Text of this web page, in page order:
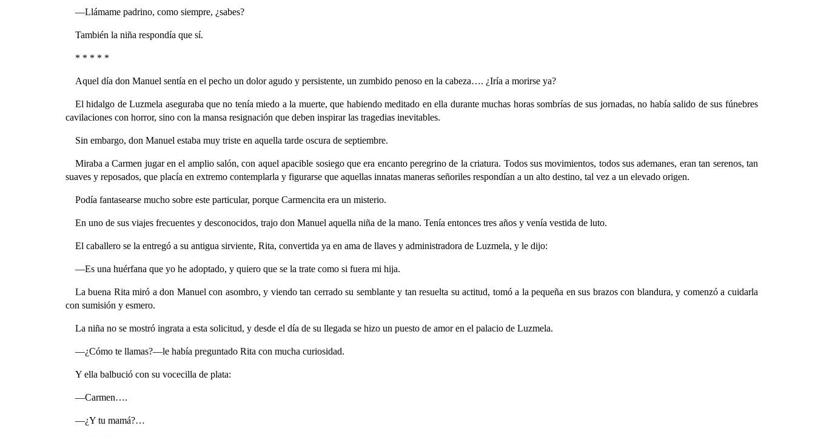
—Llámame padrino, como siempre, ¿sabes?
También la niña respondía que sí.
* * * * *
Aquel día don Manuel sentía en el pecho un dolor agudo y persistente, un zumbido penoso en la cabeza…. ¿Iría a morirse ya?
El hidalgo de Luzmela aseguraba que no tenía miedo a la muerte, que habiendo meditado en ella durante muchas horas sombrías de sus jornadas, no había salido de sus fúnebres
cavilaciones con horror, sino con la mansa resignación que deben inspirar las tragedias inevitables.
Sin embargo, don Manuel estaba muy triste en aquella tarde oscura de septiembre.
Miraba a Carmen jugar en el amplio salón, con aquel apacible sosiego que era encanto peregrino de la criatura. Todos sus movimientos, todos sus ademanes, eran tan serenos, tan
suaves y reposados, que placía en extremo contemplarla y figurarse que aquellas innatas maneras señoriles respondían a un alto destino, tal vez a un elevado origen.
Podía fantasearse mucho sobre este particular, porque Carmencita era un misterio.
En uno de sus viajes frecuentes y desconocidos, trajo don Manuel aquella niña de la mano. Tenía entonces tres años y venía vestida de luto.
El caballero se la entregó a su antigua sirviente, Rita, convertida ya en ama de llaves y administradora de Luzmela, y le dijo:
—Es una huérfana que yo he adoptado, y quiero que se la trate como si fuera mi hija.
La buena Rita miró a don Manuel con asombro, y viendo tan cerrado su semblante y tan resuelta su actitud, tomó a la pequeña en sus brazos con blandura, y comenzó a cuidarla
con sumisión y esmero.
La niña no se mostró ingrata a esta solicitud, y desde el día de su llegada se hizo un puesto de amor en el palacio de Luzmela.
—¿Cómo te llamas?—le había preguntado Rita con mucha curiosidad.
Y ella balbució con su vocecilla de plata:
—Carmen….
—¿Y tu mamá?…